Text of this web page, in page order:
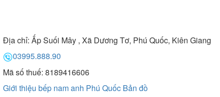
Địa chỉ: Ấp Suối Mây , Xã Dương Tơ, Phú Quốc, Kiên Giang
03995.888.90
Mã số thuế: 8189416606
Giới thiệu bếp nam anh Phú Quốc Bản đồ